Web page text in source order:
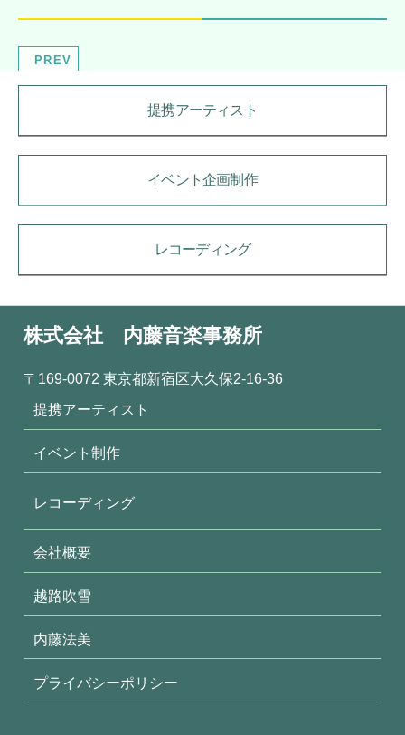
PREV
提携アーティスト
イベント企画制作
レコーディング
株式会社 内藤音楽事務所
〒169-0072 東京都新宿区大久保2-16-36
提携アーティスト
イベント制作
レコーディング
会社概要
越路吹雪
内藤法美
プライバシーポリシー